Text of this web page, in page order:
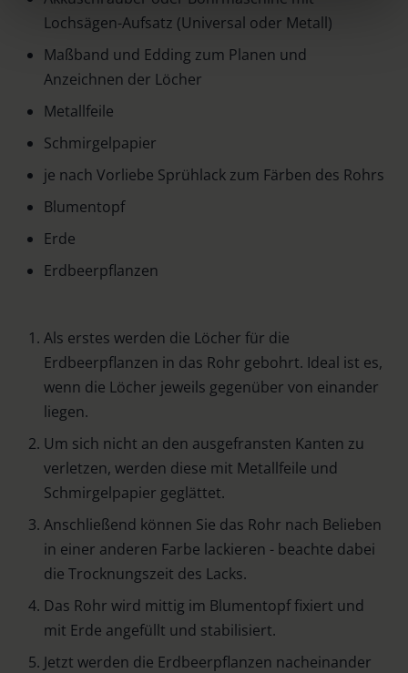
clicking on "Reject". You can access your settings at any
Policy and in the footer of our website).
Further information on the procedures used and your
Lochsägen-Aufsatz (Universal oder Metall)
Maßband und Edding zum Planen und
Anzeichnen der Löcher
Metallfeile
Schmirgelpapier
je nach Vorliebe Sprühlack zum Färben des Rohrs
Blumentopf
Erde
Erdbeerpflanzen
Als erstes werden die Löcher für die
Erdbeerpflanzen in das Rohr gebohrt. Ideal ist es,
wenn die Löcher jeweils gegenüber von einander
liegen.
Um sich nicht an den ausgefransten Kanten zu
verletzen, werden diese mit Metallfeile und
Schmirgelpapier geglättet.
Anschließend können Sie das Rohr nach Belieben
in einer anderen Farbe lackieren - beachte dabei
die Trocknungszeit des Lacks.
Das Rohr wird mittig im Blumentopf fixiert und
mit Erde angefüllt und stabilisiert.
Jetzt werden die Erdbeerpflanzen nacheinander